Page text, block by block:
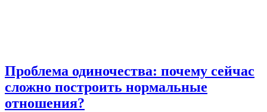
Проблема одиночества: почему сейчас
сложно построить нормальные
отношения?